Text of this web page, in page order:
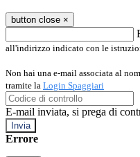
button close ×
all'indirizzo indicato con le
Non hai una e-mail associata al
tramite la Login Spaggiari
E-mail inviata, si prega di
Errore